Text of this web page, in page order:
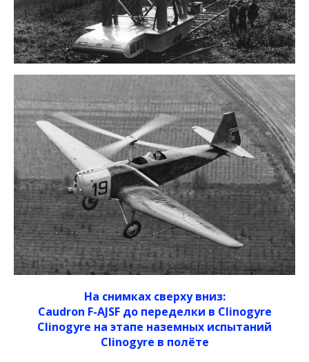
На снимках сверху вниз:
Caudron F-AJSF до переделки в Clinogyre
Clinogyre на этапе наземных испытаний
Clinogyre в полёте